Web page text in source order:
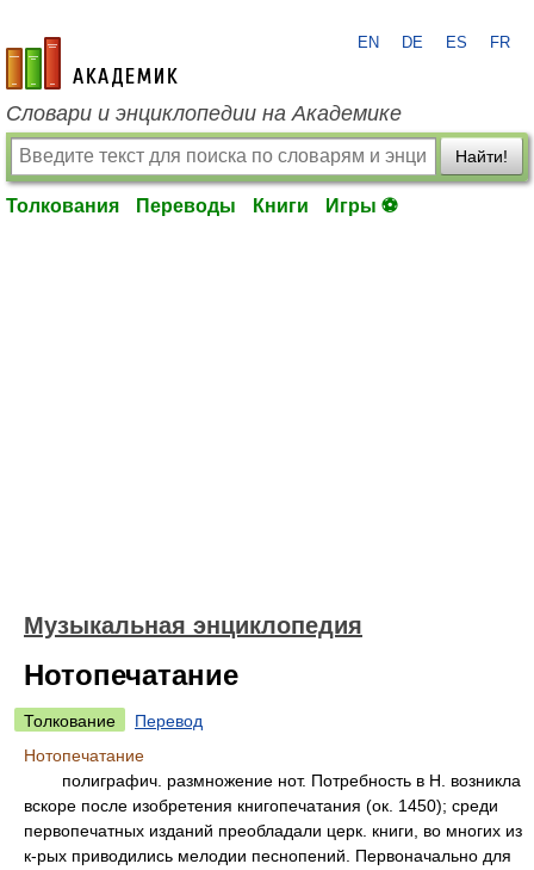
academic.ru
EN DE ES FR
Словари и энциклопедии на Академике
Найти!
Толкования Переводы Книги Игры ⚽
Музыкальная энциклопедия
Нотопечатание
Толкование
Перевод
Нотопечатание
полиграфич. размножение нот. Потребность в Н. возникла
вскоре после изобретения книгопечатания (ок. 1450); среди
первопечатных изданий преобладали церк. книги, во многих из
к-рых приводились мелодии песнопений. Первоначально для